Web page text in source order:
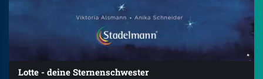
Lotte - deine Sternenschwester